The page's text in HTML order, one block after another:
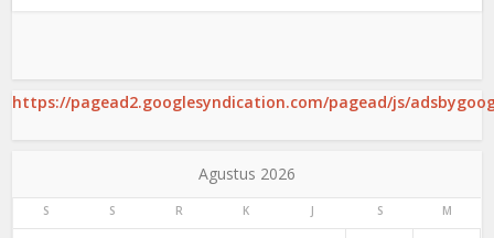
https://pagead2.googlesyndication.com/pagead/js/
Agustus 2026
S S R K J S M